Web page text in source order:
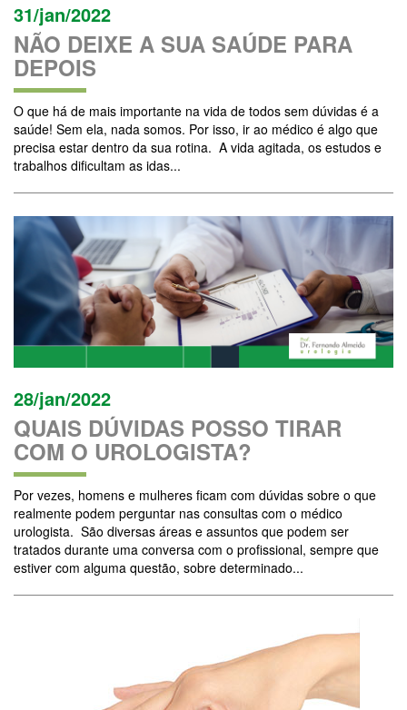
31/jan/2022
NÃO DEIXE A SUA SAÚDE PARA
DEPOIS
O que há de mais importante na vida de todos sem dúvidas é a
saúde! Sem ela, nada somos. Por isso, ir ao médico é algo que
precisa estar dentro da sua rotina. A vida agitada, os estudos e
trabalhos dificultam as idas...
28/jan/2022
QUAIS DÚVIDAS POSSO TIRAR
COM O UROLOGISTA?
Por vezes, homens e mulheres ficam com dúvidas sobre o que
realmente podem perguntar nas consultas com o médico
urologista. São diversas áreas e assuntos que podem ser
tratados durante uma conversa com o profissional, sempre que
estiver com alguma questão, sobre determinado...